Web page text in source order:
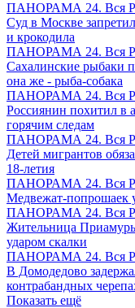
ПАНОРАМА 24. Вся
Суд в Москве
и крокодила
ПАНОРАМА 24. Вся
Сахалинские рыбаки
она же - рыба-собака
ПАНОРАМА 24. Вся
Россиянин похитил в
горячим следам
ПАНОРАМА 24. Вся
Детей мигрантов
18-летия
ПАНОРАМА 24. Вся
Медвежат-попрошаек
ПАНОРАМА 24. Вся
Жительница
ударом скалки
ПАНОРАМА 24. Вся
В Домодедово
контрабандных
Показать ещё